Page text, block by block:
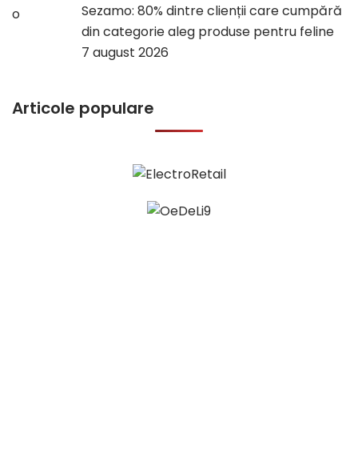
Sezamo: 80% dintre clienții care cumpără
din categorie aleg produse pentru feline
7 august 2026
Articole populare